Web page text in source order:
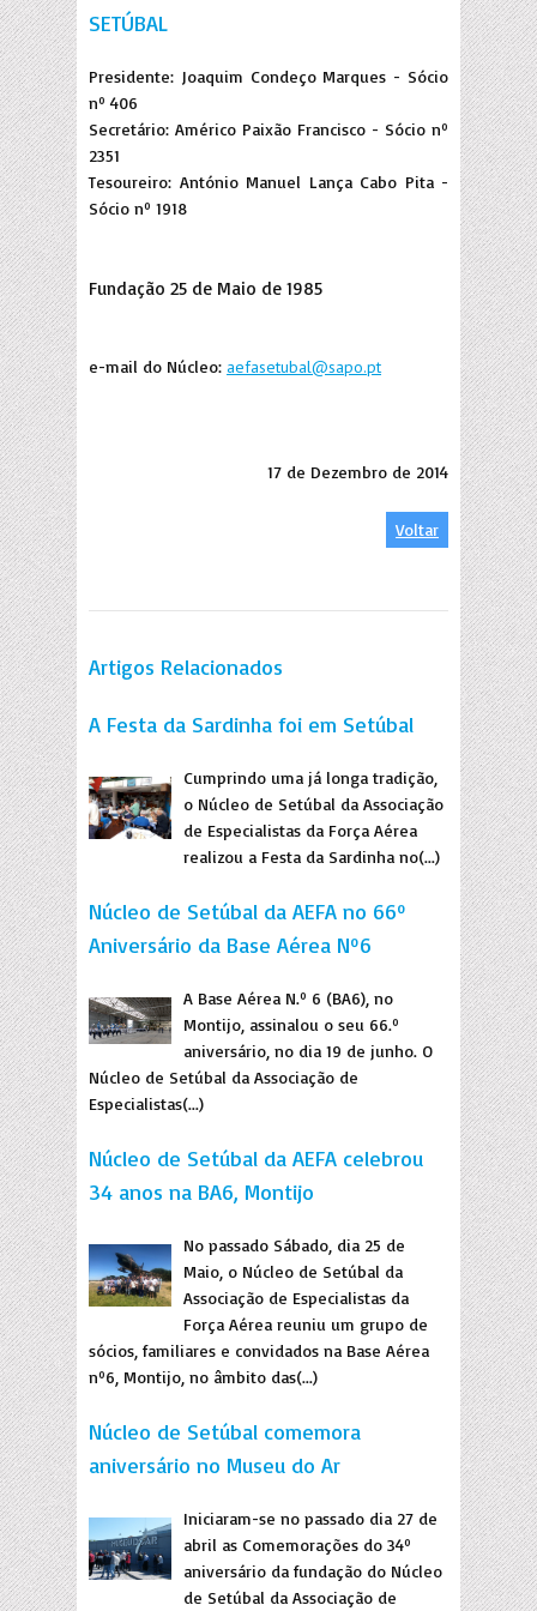
SETÚBAL
Presidente: Joaquim Condeço Marques - Sócio
nº 406
Secretário: Américo Paixão Francisco - Sócio nº
2351
Tesoureiro: António Manuel Lança Cabo Pita -
Sócio nº 1918
Fundação 25 de Maio de 1985
e-mail do Núcleo: aefasetubal@sapo.pt
17 de Dezembro de 2014
Voltar
Artigos Relacionados
A Festa da Sardinha foi em Setúbal
Cumprindo uma já longa tradição,
o Núcleo de Setúbal da Associação
de Especialistas da Força Aérea
realizou a Festa da Sardinha no(...)
Núcleo de Setúbal da AEFA no 66º
Aniversário da Base Aérea Nº6
A Base Aérea N.º 6 (BA6), no
Montijo, assinalou o seu 66.º
aniversário, no dia 19 de junho. O
Núcleo de Setúbal da Associação de
Especialistas(...)
Núcleo de Setúbal da AEFA celebrou
34 anos na BA6, Montijo
No passado Sábado, dia 25 de
Maio, o Núcleo de Setúbal da
Associação de Especialistas da
Força Aérea reuniu um grupo de
sócios, familiares e convidados na Base Aérea
nº6, Montijo, no âmbito das(...)
Núcleo de Setúbal comemora
aniversário no Museu do Ar
Iniciaram-se no passado dia 27 de
abril as Comemorações do 34º
aniversário da fundação do Núcleo
de Setúbal da Associação de